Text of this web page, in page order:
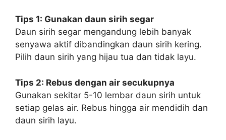
Tips 1: Gunakan daun sirih segar
Daun sirih segar mengandung lebih banyak
senyawa aktif dibandingkan daun sirih kering.
Pilih daun sirih yang hijau tua dan tidak layu.
Tips 2: Rebus dengan air secukupnya
Gunakan sekitar 5-10 lembar daun sirih untuk
setiap gelas air. Rebus hingga air mendidih dan
daun sirih layu.